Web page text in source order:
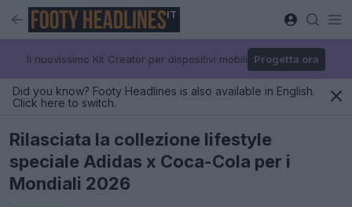
IT
Il nuovissimo Kit Creator per dispositivi mobili Progetta ora
Did you know? Footy Headlines is also available in English.
Click here to switch.
Rilasciata la collezione lifestyle
speciale Adidas x Coca-Cola per i
Mondiali 2026